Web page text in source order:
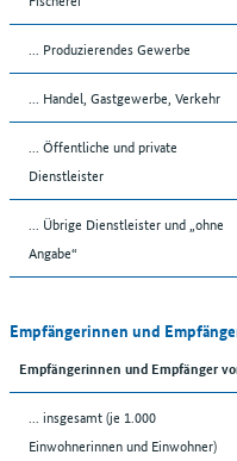
... Produzierendes Gewerbe
... Handel, Gastgewerbe, Verkehr
... Öffentliche und private
Dienstleister
... Übrige Dienstleister und „ohne
Angabe“
Empfängerinnen und
Empfängerinnen und Empfänger
... insgesamt (je 1.000
Einwohnerinnen und Einwohner)